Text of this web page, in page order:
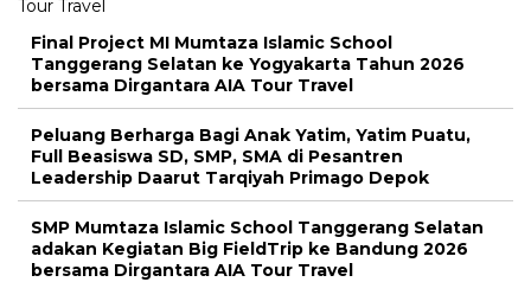
Final Project MI Mumtaza Islamic School
Tanggerang Selatan ke Yogyakarta Tahun 2026
bersama Dirgantara AIA Tour Travel
Peluang Berharga Bagi Anak Yatim, Yatim Puatu,
Full Beasiswa SD, SMP, SMA di Pesantren
Leadership Daarut Tarqiyah Primago Depok
SMP Mumtaza Islamic School Tanggerang Selatan
adakan Kegiatan Big FieldTrip ke Bandung 2026
bersama Dirgantara AIA Tour Travel